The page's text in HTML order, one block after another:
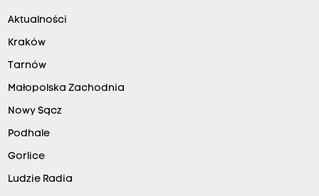
Aktualności
Kraków
Tarnów
Małopolska Zachodnia
Nowy Sącz
Podhale
Gorlice
Ludzie Radia